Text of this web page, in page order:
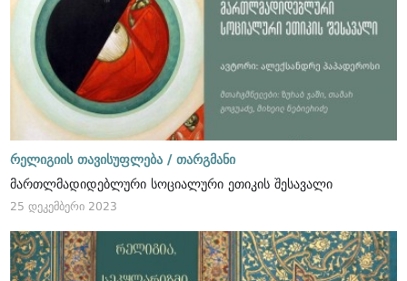
რელიგიის თავისუფლება / თარგმანი
მართლმადიდებლური სოციალური ეთიკის შესავალი
25 დეკემბერი 2023